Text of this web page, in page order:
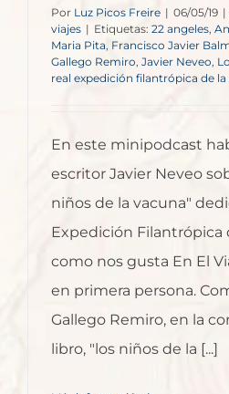
Por Luz Picos Freire | 06/05/19 |
viajes | Etiquetas: 22 angeles
Maria Pita Francisco Javier
Gallego Remiro Javier Neveo,
real expedición filantrópica de la
En este minipodcast
escritor Javier Neveo
niños de la vacuna"
Expedición Filantrópica
como nos gusta En El
en primera persona.
Gallego Remiro, en la
libro, "los niños de la [...]